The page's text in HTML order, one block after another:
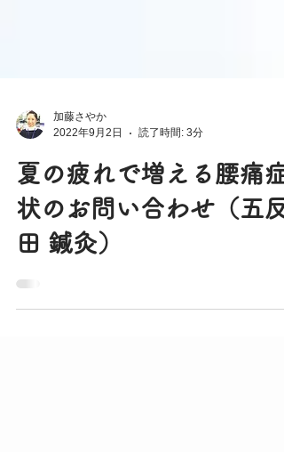
2022年9月2日
読了時間: 3分
夏の疲れで増える腰痛症
状のお問い合わせ（五反
田 鍼灸）